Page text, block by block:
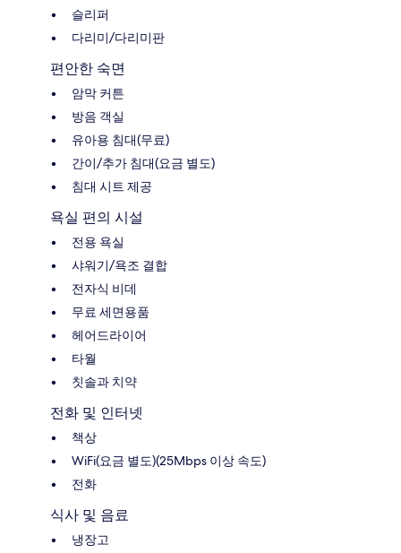
슬리퍼
다리미/다리미판
편안한 숙면
암막 커튼
방음 객실
유아용 침대(무료)
간이/추가 침대(요금 별도)
침대 시트 제공
욕실 편의 시설
전용 욕실
샤워기/욕조 결합
전자식 비데
무료 세면용품
헤어드라이어
타월
칫솔과 치약
전화 및 인터넷
책상
WiFi(요금 별도)(25Mbps 이상 속도)
전화
식사 및 음료
냉장고